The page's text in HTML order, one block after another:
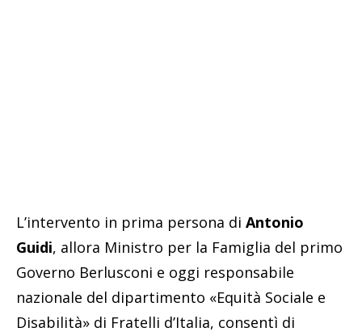
L’intervento in prima persona di Antonio
Guidi, allora Ministro per la Famiglia del primo
Governo Berlusconi e oggi responsabile
nazionale del dipartimento «Equità Sociale e
Disabilità» di Fratelli d’Italia, consentì di